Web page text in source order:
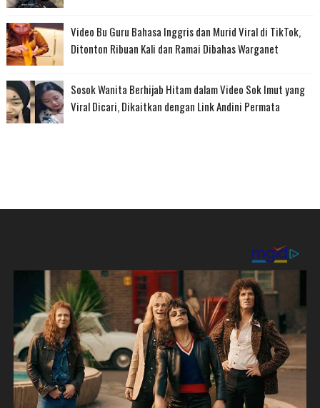
Video Bu Guru Bahasa Inggris dan Murid Viral di TikTok,
Ditonton Ribuan Kali dan Ramai Dibahas Warganet
Sosok Wanita Berhijab Hitam dalam Video Sok Imut yang
Viral Dicari, Dikaitkan dengan Link Andini Permata